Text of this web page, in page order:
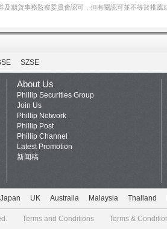
期貨事務監察委員會認可，但有關認可並不等於推薦
SZSE
About Us
Phillip Securities Group
Join Us
Phillip Network
Phillip Post
Phillip Channel
Latest Promotion
新闻稿
Japan UK Australia Malaysia Thailand
Terms and Conditions Terms &